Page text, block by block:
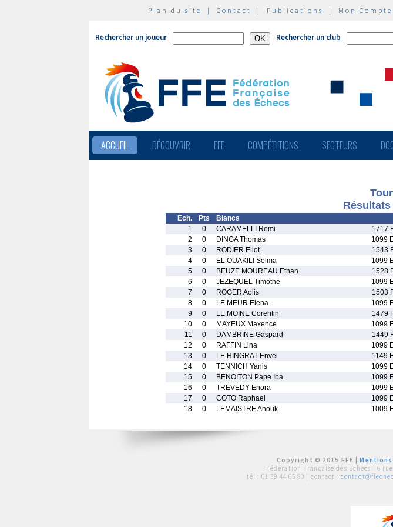
Plan du site | Contact | Publications | Mon Compte
Rechercher un joueur Rechercher un club
ACCUEIL DÉCOUVRIR FFE COMPÉTITIONS SECTEURS
Ech. Pts Blancs
1
0 CARAMELLI Remi 1717
2
0 DINGA Thomas 1099
3
0 RODIER Eliot 1543
4
0 EL OUAKILI Selma 1099
5
0 BEUZE MOUREAU Ethan 1528
6
0 JEZEQUEL Timothe 1099
7
0 ROGER Aolis 1503
8
0 LE MEUR Elena 1099
9
0 LE MOINE Corentin 1479
10
0 MAYEUX Maxence 1099
11
0 DAMBRINE Gaspard 1449
12
0 RAFFIN Lina 1099
13
0 LE HINGRAT Envel 1149
14
0 TENNICH Yanis 1099
15
0 BENOITON Pape Iba 1099
16
0 TREVEDY Enora 1099
17
0 COTO Raphael 1099
18
0 LEMAISTRE Anouk 1009
Copyright © 2015 FFE |
Fédération Française des Echecs | 6
tél : 01 39 44 65 80 | contact :